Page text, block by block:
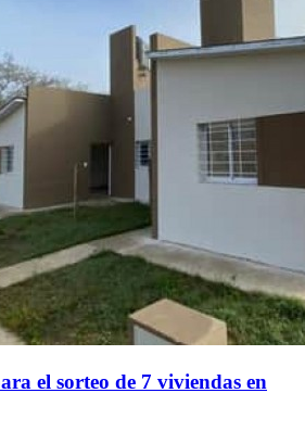
el sorteo de 7 viviendas en